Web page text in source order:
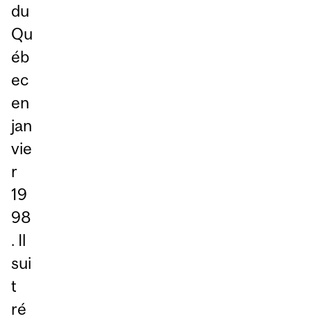
du
Qu
éb
ec
en
jan
vie
r
19
98
. Il
sui
t
ré